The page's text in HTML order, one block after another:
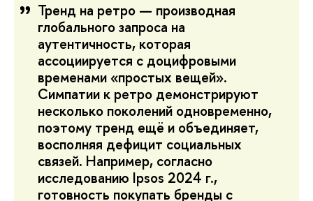
Тренд на ретро — производная
глобального запроса на
аутентичность, которая
ассоциируется с доцифровыми
временами «простых вещей».
Симпатии к ретро демонстрируют
несколько поколений одновременно,
поэтому тренд ещё и объединяет,
восполняя дефицит социальных
связей. Например, согласно
исследованию Ipsos 2024 г.,
готовность покупать бренды с